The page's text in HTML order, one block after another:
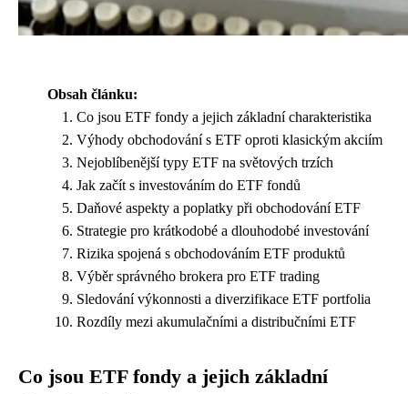
Obsah článku:
Co jsou ETF fondy a jejich základní charakteristika
Výhody obchodování s ETF oproti klasickým akciím
Nejoblíbenější typy ETF na světových trzích
Jak začít s investováním do ETF fondů
Daňové aspekty a poplatky při obchodování ETF
Strategie pro krátkodobé a dlouhodobé investování
Rizika spojená s obchodováním ETF produktů
Výběr správného brokera pro ETF trading
Sledování výkonnosti a diverzifikace ETF portfolia
Rozdíly mezi akumulačními a distribučními ETF
Co jsou ETF fondy a jejich základní